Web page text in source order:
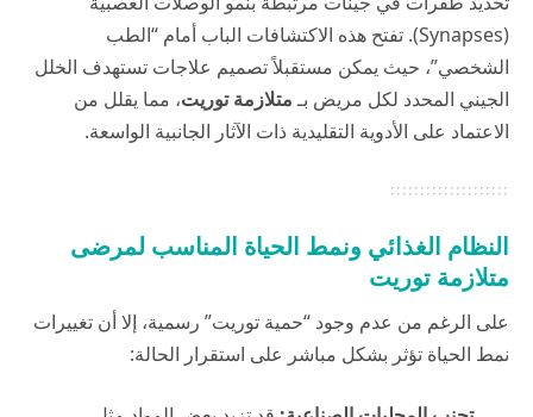
(Synapses). تفتح هذه الاكتشافات الباب أمام “الطب
الشخصي”، حيث يمكن مستقبلاً تصميم علاجات تستهدف الخلل
الجيني المحدد لكل مريض بـمتلازمة توريت، مما يقلل من
الاعتماد على الأدوية التقليدية ذات الآثار الجانبية الواسعة.
النظام الغذائي ونمط الحياة المناسب لمرضى
متلازمة توريت
على الرغم من عدم وجود “حمية توريت” رسمية، إلا أن تغييرات
نمط الحياة تؤثر بشكل مباشر على استقرار الحالة: